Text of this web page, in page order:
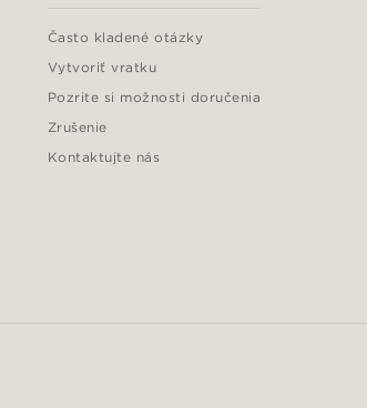
Často kladené otázky
Vytvoriť vratku
Pozrite si možnosti doručenia
Zrušenie
Kontaktujte nás